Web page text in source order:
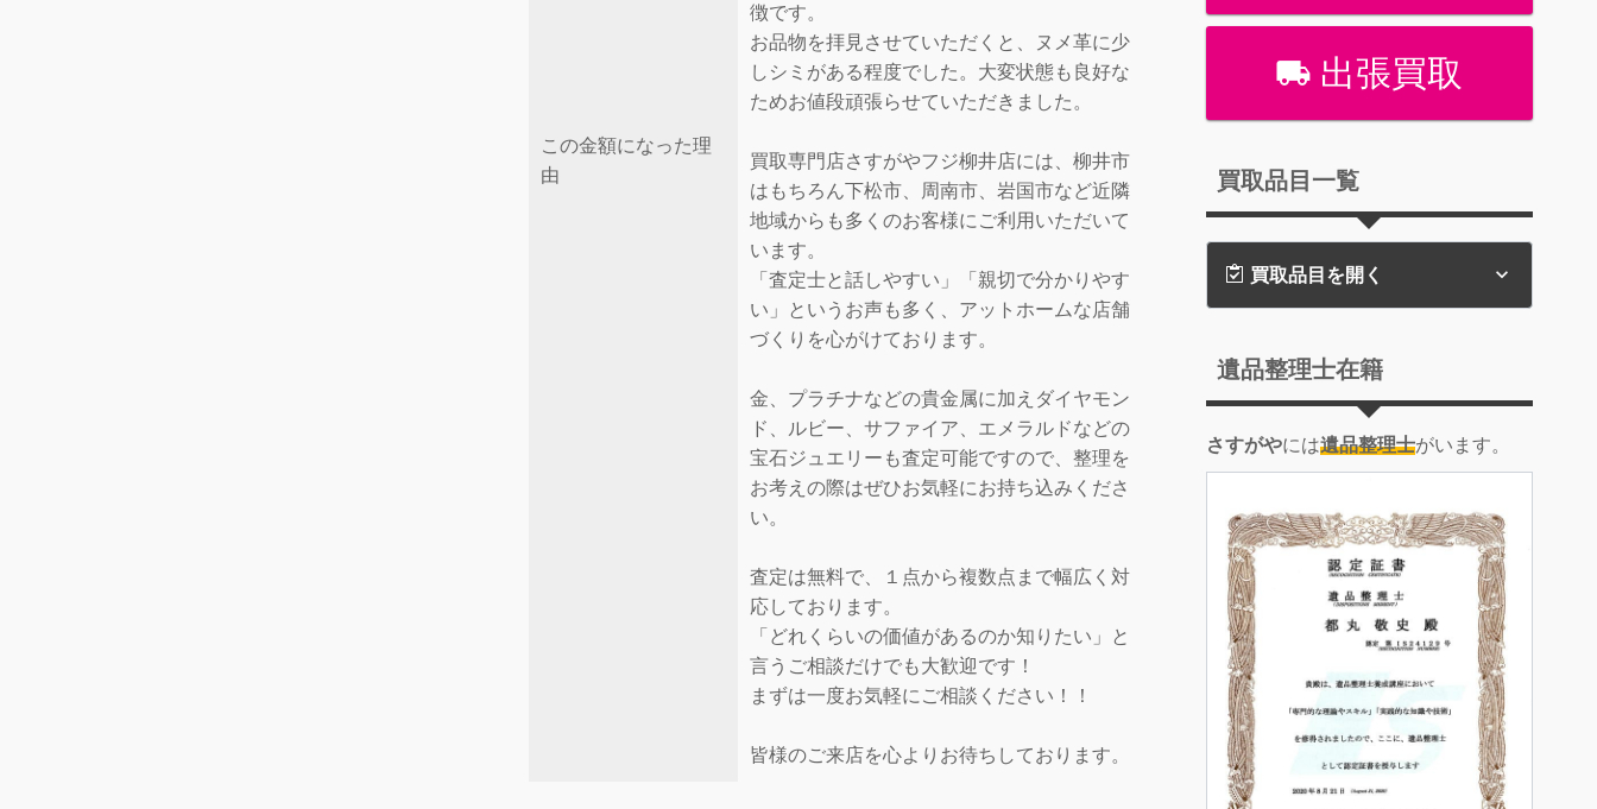
この金額になった理
由
徴です。
お品物を拝見させていただくと、ヌメ革に少
しシミがある程度でした。大変状態も良好な
ためお値段頑張らせていただきました。
買取専門店さすがやフジ柳井店には、柳井市
はもちろん下松市、周南市、岩国市など近隣
地域からも多くのお客様にご利用いただいて
います。
「査定士と話しやすい」「親切で分かりやす
い」というお声も多く、アットホームな店舗
づくりを心がけております。
金、プラチナなどの貴金属に加えダイヤモン
ド、ルビー、サファイア、エメラルドなどの
宝石ジュエリーも査定可能ですので、整理を
お考えの際はぜひお気軽にお持ち込みくださ
い。
査定は無料で、１点から複数点まで幅広く対
応しております。
「どれくらいの価値があるのか知りたい」と
言うご相談だけでも大歓迎です！
まずは一度お気軽にご相談ください！！
皆様のご来店を心よりお待ちしております。
出張買取
買取品目一覧
買取品目を開く
遺品整理士在籍
さすがやには遺品整理士がいます。